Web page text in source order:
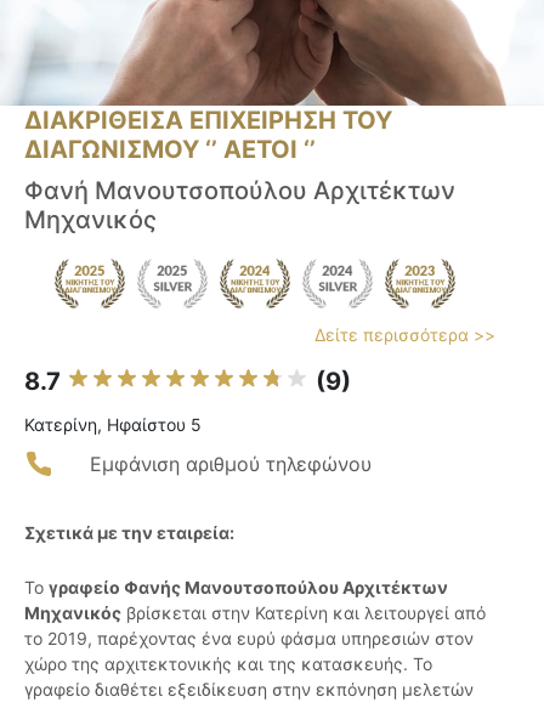
ΔΙΑΚΡΙΘΕΙΣΑ ΕΠΙΧΕΙΡΗΣΗ ΤΟΥ
ΔΙΑΓΩΝΙΣΜΟΥ ‘’ ΑΕΤΟΙ ‘’
Φανή Μανουτσοπούλου Αρχιτέκτων
Μηχανικός
Δείτε περισσότερα >>
8.7 (9)
Κατερίνη, Ηφαίστου 5
Εμφάνιση αριθμού τηλεφώνου
Σχετικά με την εταιρεία:
Το γραφείο Φανής Μανουτσοπούλου Αρχιτέκτων
Μηχανικός βρίσκεται στην Κατερίνη και λειτουργεί από
το 2019, παρέχοντας ένα ευρύ φάσμα υπηρεσιών στον
χώρο της αρχιτεκτονικής και της κατασκευής. Το
γραφείο διαθέτει εξειδίκευση στην εκπόνηση μελετών